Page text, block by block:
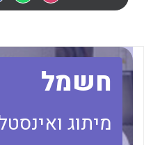
חשמל
מיתוג